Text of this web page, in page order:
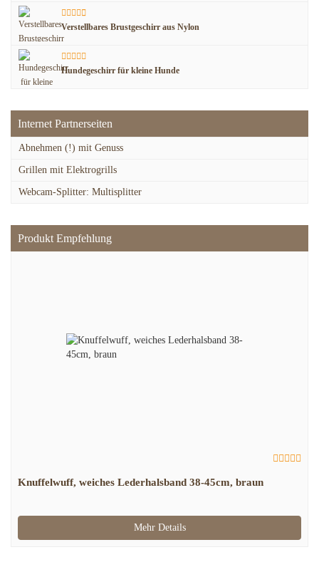
Verstellbares Brustgeschirr aus Nylon
Hundegeschirr für kleine Hunde
Internet Partnerseiten
Abnehmen (!) mit Genuss
Grillen mit Elektrogrills
Webcam-Splitter: Multisplitter
Produkt Empfehlung
Knuffelwuff, weiches Lederhalsband 38-45cm, braun
Mehr Details